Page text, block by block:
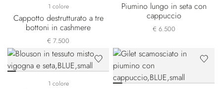
1 colore
Cappotto destrutturato a tre
bottoni in cashmere
€ 7.500
Piumino lungo in seta con
cappuccio
€ 6.500
1 colore